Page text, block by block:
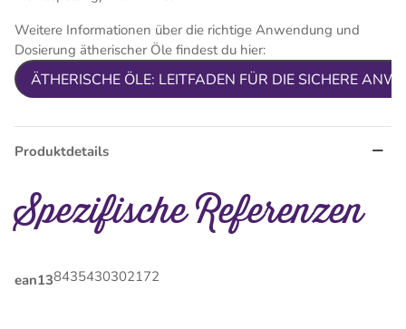
Weitere Informationen über die richtige Anwendung und
Dosierung ätherischer Öle findest du hier:
ÄTHERISCHE ÖLE: LEITFADEN FÜR DIE SICHERE
Produktdetails
Spezifische Referenzen
ean138435430302172